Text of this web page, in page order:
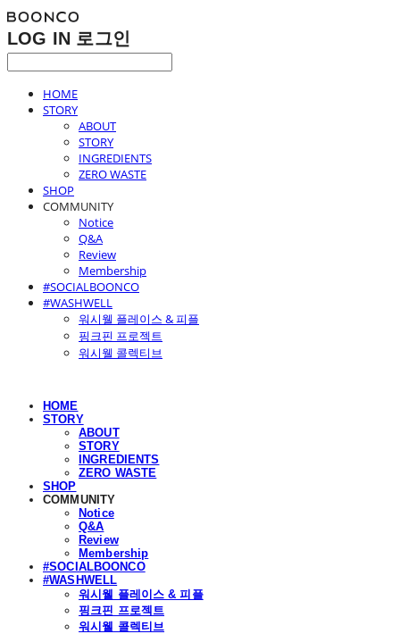
LOG IN 로그인
HOME
STORY
ABOUT
STORY
INGREDIENTS
ZERO WASTE
SHOP
COMMUNITY
Notice
Q&A
Review
Membership
#SOCIALBOONCO
#WASHWELL
워시웰 플레이스 & 피플
핑크핀 프로젝트
워시웰 콜렉티브
HOME
STORY
ABOUT
STORY
INGREDIENTS
ZERO WASTE
SHOP
COMMUNITY
Notice
Q&A
Review
Membership
#SOCIALBOONCO
#WASHWELL
워시웰 플레이스 & 피플
핑크핀 프로젝트
워시웰 콜렉티브